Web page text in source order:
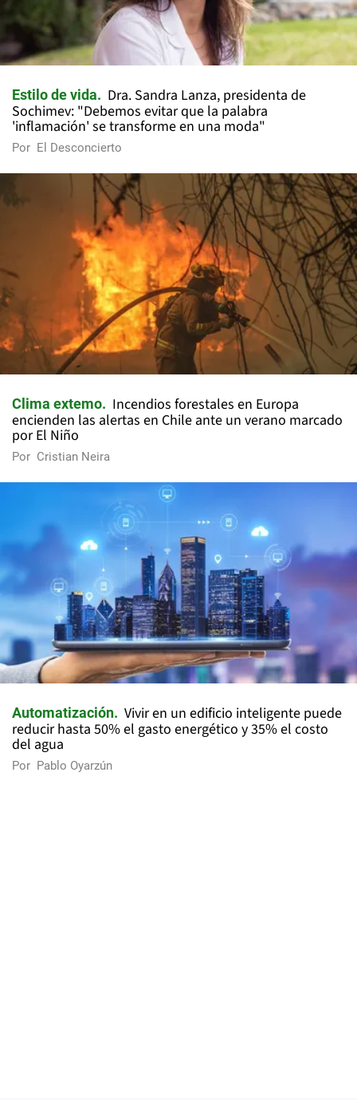
Estilo de vida
Dra. Sandra Lanza, presidenta de
Sochimev: "Debemos evitar que la palabra
'inflamación' se transforme en una moda"
Por El Desconcierto
Clima extemo
Incendios forestales en Europa
encienden las alertas en Chile ante un verano marcado
por El Niño
Por Cristian Neira
Automatización
Vivir en un edificio inteligente puede
reducir hasta 50% el gasto energético y 35% el costo
del agua
Por Pablo Oyarzún